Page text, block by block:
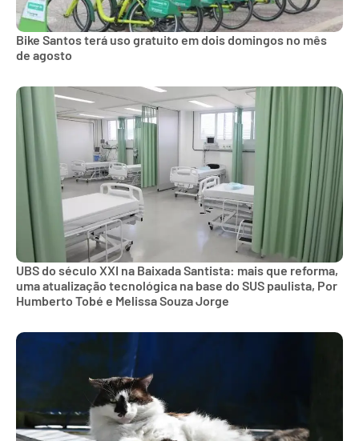
Bike Santos terá uso gratuito em dois domingos no mês
de agosto
UBS do século XXI na Baixada Santista: mais que reforma,
uma atualização tecnológica na base do SUS paulista, Por
Humberto Tobé e Melissa Souza Jorge